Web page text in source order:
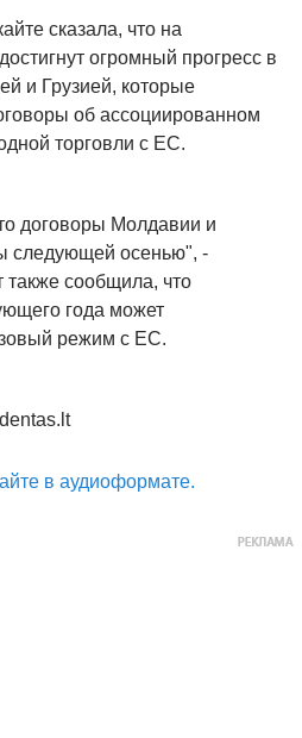
сказала, что на
огромный прогресс в
и Грузией, которые
об ассоциированном
торговли с ЕС.
договоры Молдавии и
следующей осенью", -
также сообщила, что
года может
режим с ЕС.
в аудиоформате.